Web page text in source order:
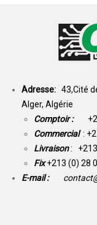
Adresse: 43,Cité
Alger, Algérie
Comptoir :
Commercial :
Livraison:
Fix +213 (0) 28
E-mail :